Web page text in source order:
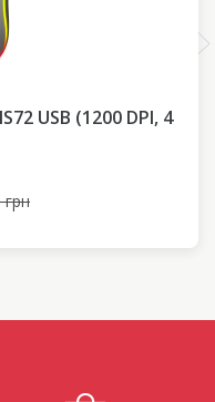
USB (1200 DPI, 4
грн